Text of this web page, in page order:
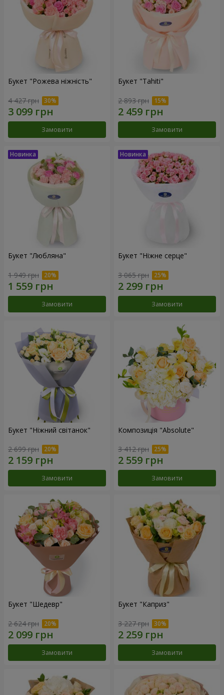
Букет "Рожева ніжність"
4 427 грн
Замовити
Букет "Tahiti"
2 893 грн
Замовити
Букет "Любляна"
1 949 грн
Замовити
Букет "Ніжне серце"
3 065 грн
Замовити
Букет "Ніжний світанок"
2 699 грн
Замовити
Композиція "Absolute"
3 412 грн
Замовити
Букет "Шедевр"
2 624 грн
Замовити
Букет "Каприз"
3 227 грн
Замовити